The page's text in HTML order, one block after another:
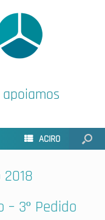
ACIRO
2018
– 3º Pedido